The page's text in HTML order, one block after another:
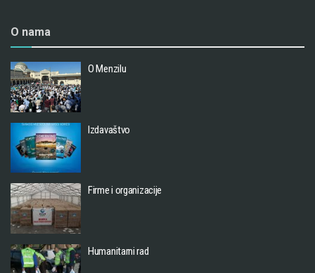
O nama
O Menzilu
Izdavaštvo
Firme i organizacije
Humanitarni rad